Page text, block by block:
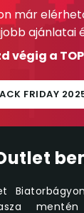
már
ajánlatai
végig a
FRIDAY